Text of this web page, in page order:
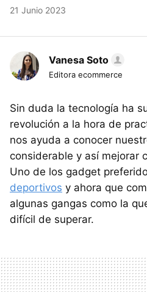
21 Junio 2023
Vanesa Soto
Editora ecommerce
Sin duda la tecnología ha
revolución a la hora de
nos ayuda a conocer
considerable y así mejorar
Uno de los gadget
deportivos y ahora que
algunas gangas como la
difícil de superar.